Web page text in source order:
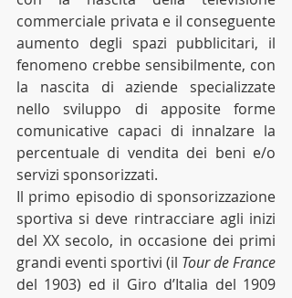
commerciale privata e il conseguente
aumento degli spazi pubblicitari, il
fenomeno crebbe sensibilmente, con
la nascita di aziende specializzate
nello sviluppo di apposite forme
comunicative capaci di innalzare la
percentuale di vendita dei beni e/o
servizi sponsorizzati.
Il primo episodio di sponsorizzazione
sportiva si deve rintracciare agli inizi
del XX secolo, in occasione dei primi
grandi eventi sportivi (il Tour de France
del 1903) ed il Giro d’Italia del 1909